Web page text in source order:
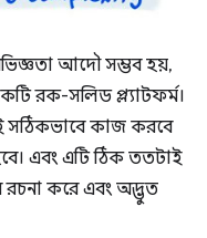
আদৌ সম্ভব হয়,
রক-সলিড প্ল্যাটফর্ম।
সঠিকভাবে কাজ করবে
এবং এটি ঠিক ততটাই
রচনা করে এবং অদ্ভুত